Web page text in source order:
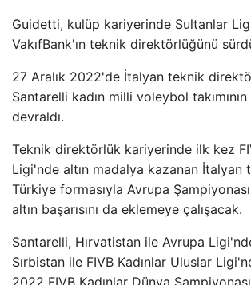
Guidetti, kulüp kariyerinde Sultanlar
VakıfBank'ın teknik direktörlüğünü
27 Aralık 2022'de İtalyan teknik
Santarelli kadın milli voleybol
devraldı.
Teknik direktörlük kariyerinde ilk kez
Ligi'nde altın madalya kazanan İtalyan
Türkiye formasıyla Avrupa
altın başarısını da eklemeye çalışacak.
Santarelli, Hırvatistan ile Avrupa
Sırbistan ile FIVB Kadınlar Uluslar
2022 FIVB Kadınlar Dünya